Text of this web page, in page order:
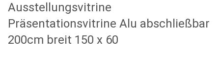
Ausstellungsvitrine
Präsentationsvitrine Alu abschließbar
200cm breit 150 x 60